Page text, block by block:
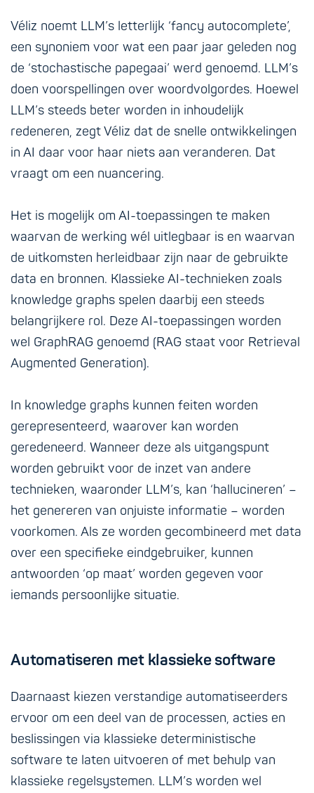
Véliz noemt LLM’s letterlijk ‘fancy autocomplete’,
een synoniem voor wat een paar jaar geleden nog
de ‘stochastische papegaai’ werd genoemd. LLM’s
doen voorspellingen over woordvolgordes. Hoewel
LLM’s steeds beter worden in inhoudelijk
redeneren, zegt Véliz dat de snelle ontwikkelingen
in AI daar voor haar niets aan veranderen. Dat
vraagt om een nuancering.
Het is mogelijk om AI-toepassingen te maken
waarvan de werking wél uitlegbaar is en waarvan
de uitkomsten herleidbaar zijn naar de gebruikte
data en bronnen. Klassieke AI-technieken zoals
knowledge graphs spelen daarbij een steeds
belangrijkere rol. Deze AI-toepassingen worden
wel GraphRAG genoemd (RAG staat voor Retrieval
Augmented Generation).
In knowledge graphs kunnen feiten worden
gerepresenteerd, waarover kan worden
geredeneerd. Wanneer deze als uitgangspunt
worden gebruikt voor de inzet van andere
technieken, waaronder LLM’s, kan ‘hallucineren’ –
het genereren van onjuiste informatie – worden
voorkomen. Als ze worden gecombineerd met data
over een specifieke eindgebruiker, kunnen
antwoorden ‘op maat’ worden gegeven voor
iemands persoonlijke situatie.
Automatiseren met klassieke software
Daarnaast kiezen verstandige automatiseerders
ervoor om een deel van de processen, acties en
beslissingen via klassieke deterministische
software te laten uitvoeren of met behulp van
klassieke regelsystemen. LLM’s worden wel